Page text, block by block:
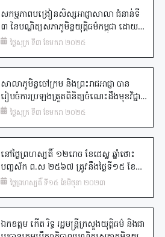
បណ្ណាល័យ នៃបណ្ឌិត្យសភាភូមិន្ទយុត្តិធម៌កម្ពុជា
សកម្មភាពបង្រៀនសិស្សអាជ្ញាសាលា ជំនាន់ទី
៣ នៃបណ្ឌិត្យសភាភូមិន្ទយុត្តិធម៌កម្ពុជា ដោយ
ឯកឧត្តម មាស ច័ន្ទពិសិដ្ឋ ព្រះរាជអាជ្ញា នៃអយ្យ
ការអមសាលាដំបូងខេត្តសៀមរាប លើមុខ
ថ្ងៃសុក្រ ទី៣ ខែមករា ២០២៥
សាលាភូមិន្ទចៅក្រម និងព្រះរាជអាជ្ញា បាន
រៀបចំការប្រឡងត្រួតពិនិត្យចំណេះដឹងមុខវិជ្ជា
«នីតិវិធីលម្អិតនៃការចាត់ចែងរក្សាការពារ និងការ
ចៅក្រមអាសនៈ) នៃបណ្ឌិត្យសភាភូមិន្ទយុត្តិធម៌
កម្ពុជា
ថ្ងៃសុក្រ ទី៣ ខែមករា ២០២៥
នៅថ្ងៃព្រហស្បតិ៍ ១២រោច ខែជេស្ឋ ឆ្នាំថោះ
បញ្ចស័ក ព.ស ២៥៦៧ ត្រូវនឹងថ្ងៃទី១៥ ខែ
មិថុនា ឆ្នាំ២០២៣, បណ្ឌិត្យសភាភូមិន្ទយុត្តិធម៌
កម្ពុជា បានរៀបចំការប្រឡងត្រួតពិនិត្យចំណេះ
សិស្សចៅក្រម ជំនាន់ទី ១១ និងសិស្សចៅក្រម
ផ្ទៃក្នុង ជំនាន់ទី ២។
ថ្ងៃព្រហស្បតិ៍ ទី១៥ ខែមិថុនា ២០២៣
ឯកឧត្តម កើត រិទ្ធ រដ្ឋមន្ត្រីក្រសួងយុត្តិធម៌ និងជា